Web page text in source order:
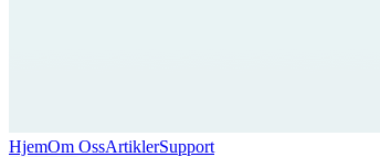
HjemOm OssArtiklerSupport